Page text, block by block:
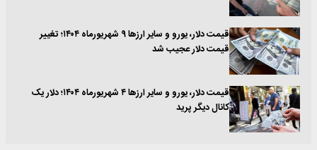
قیمت دلار، یورو و سایر ارزها ۹ شهریورماه ۱۴۰۴؛ تغییر
قیمت دلار عجیب شد
قیمت دلار، یورو و سایر ارزها ۴ شهریورماه ۱۴۰۴؛ دلار یک
کانال دیگر پرید